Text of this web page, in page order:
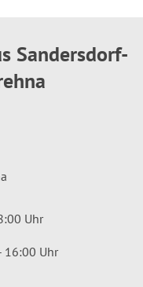
Sandersdorf-
Uhr
16:00 Uhr